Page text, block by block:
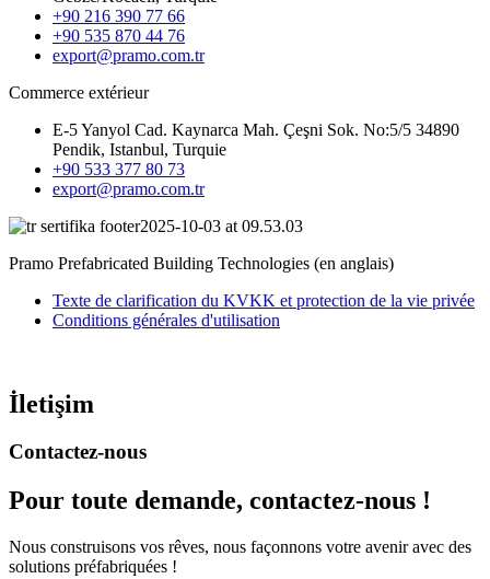
+90 216 390 77 66
+90 535 870 44 76
export@pramo.com.tr
Commerce extérieur
E-5 Yanyol Cad. Kaynarca Mah. Çeşni Sok. No:5/5 34890
Pendik, Istanbul, Turquie
+90 533 377 80 73
export@pramo.com.tr
Pramo Prefabricated Building Technologies (en anglais)
Texte de clarification du KVKK et protection de la vie privée
Conditions générales d'utilisation
İletişim
Contactez-nous
Pour toute demande, contactez-nous !
Nous construisons vos rêves, nous façonnons votre avenir avec des
solutions préfabriquées !